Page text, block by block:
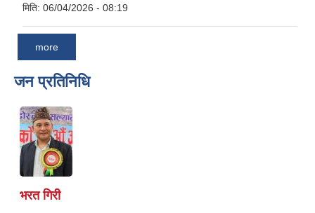
मिति: 06/04/2026 - 08:19
more
जन प्रतिनिधि
भरत गिरी